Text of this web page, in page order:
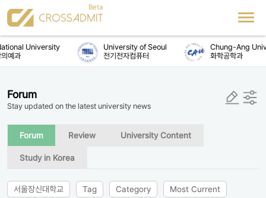
University
예과
University of Seoul
전기전자컴퓨터
Chung-Ang
화학공학과
Forum
Stay updated on the latest university news
Forum Review University Content
Study in Korea
서울장신대학교 Tag Category Most Current